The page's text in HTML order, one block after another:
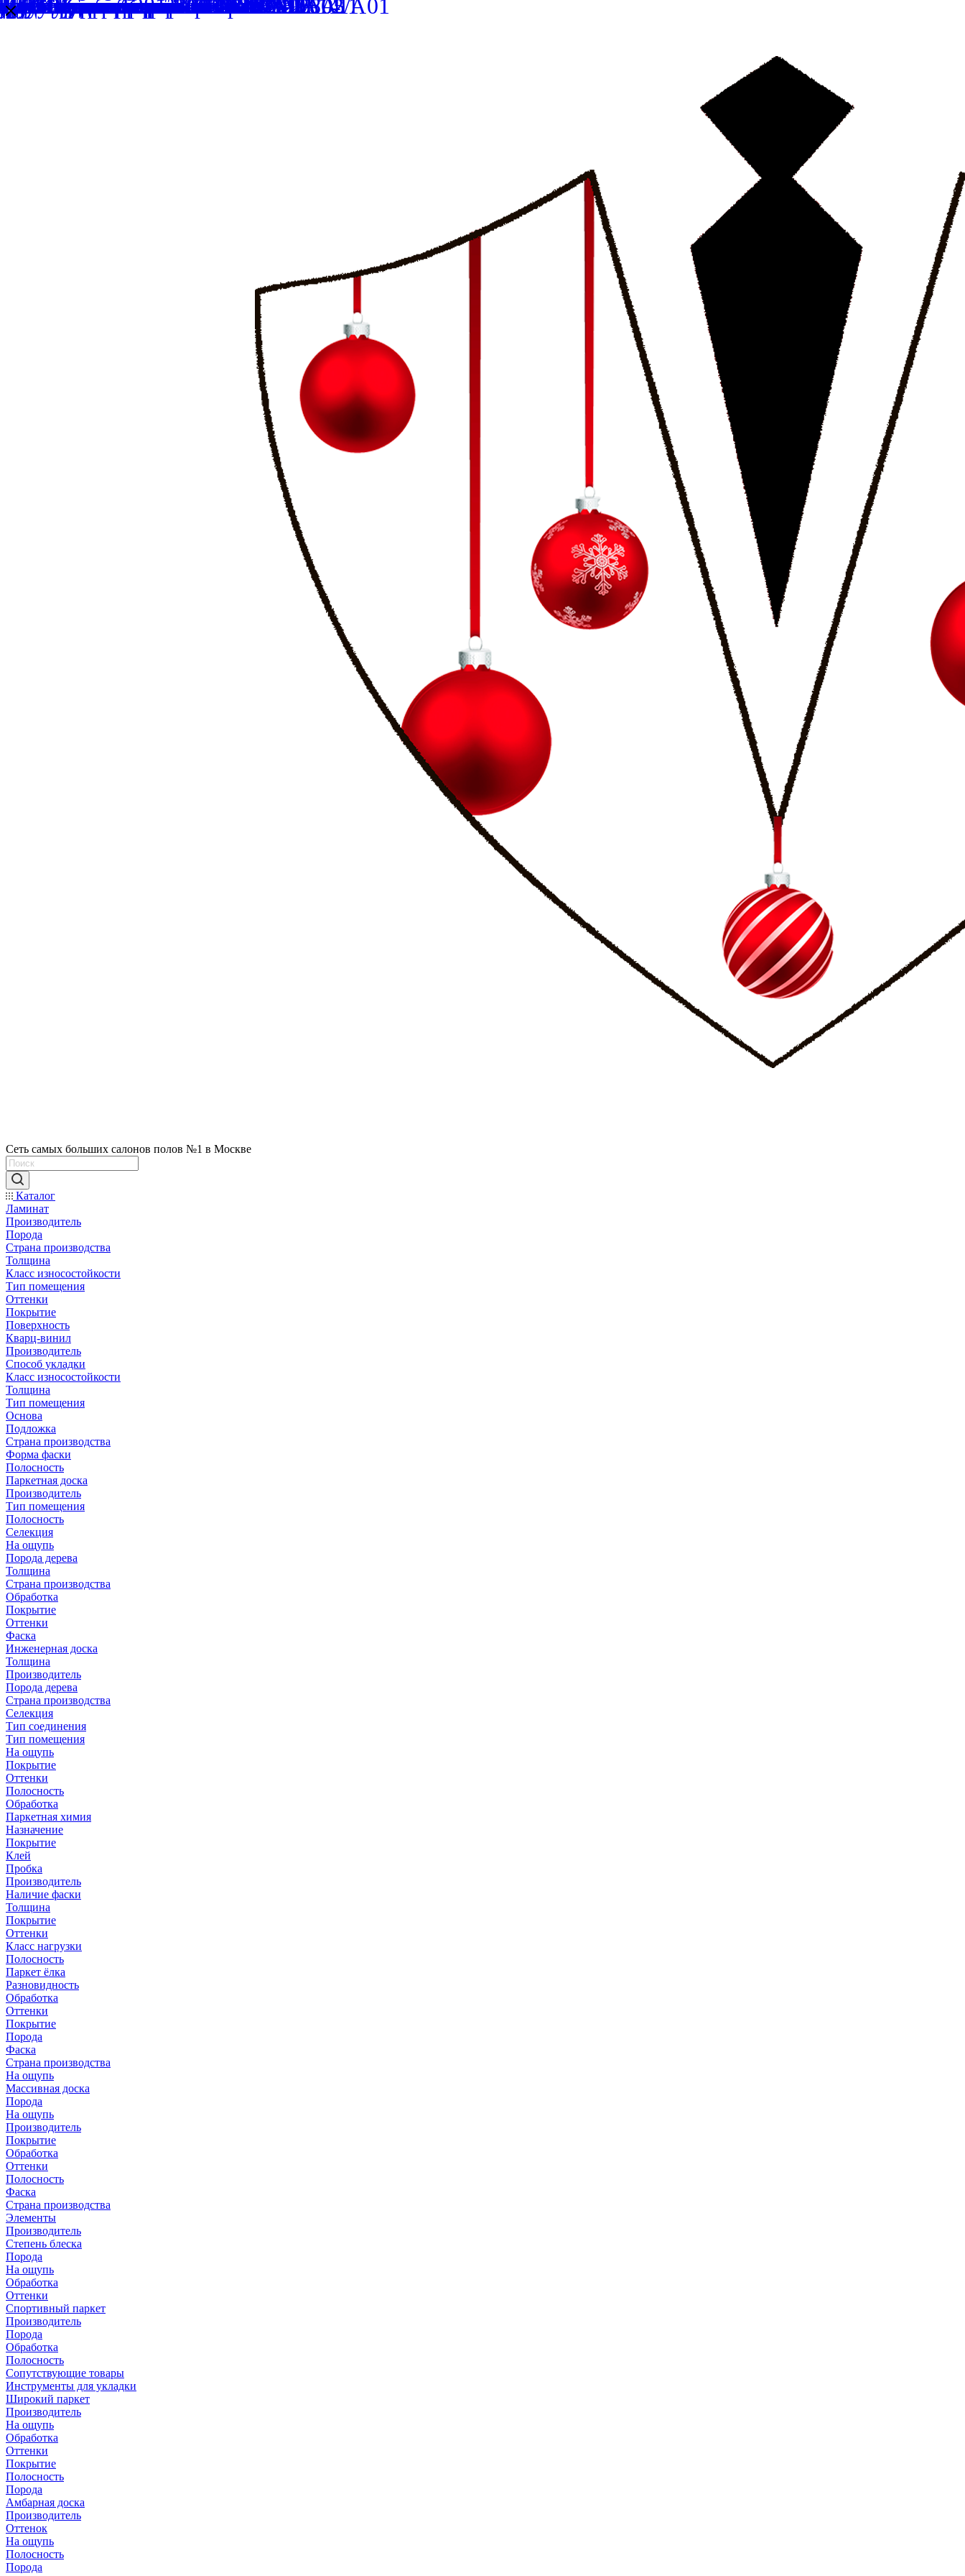
Сеть самых больших салонов полов №1 в Москве
Каталог
Ламинат
Производитель
Порода
Страна производства
Толщина
Класс износостойкости
Тип помещения
Оттенки
Покрытие
Поверхность
Кварц-винил
Производитель
Способ укладки
Класс износостойкости
Толщина
Тип помещения
Основа
Подложка
Страна производства
Форма фаски
Полосность
Паркетная доска
Производитель
Тип помещения
Полосность
Селекция
На ощупь
Порода дерева
Толщина
Страна производства
Обработка
Покрытие
Оттенки
Фаска
Инженерная доска
Толщина
Производитель
Порода дерева
Страна производства
Селекция
Тип соединения
Тип помещения
На ощупь
Покрытие
Оттенки
Полосность
Обработка
Паркетная химия
Назначение
Покрытие
Клей
Пробка
Производитель
Наличие фаски
Толщина
Покрытие
Оттенки
Класс нагрузки
Полосность
Паркет ёлка
Разновидность
Обработка
Оттенки
Покрытие
Порода
Фаска
Страна производства
На ощупь
Массивная доска
Порода
На ощупь
Производитель
Покрытие
Обработка
Оттенки
Полосность
Фаска
Страна производства
Элементы
Производитель
Степень блеска
Порода
На ощупь
Обработка
Оттенки
Спортивный паркет
Производитель
Порода
Обработка
Полосность
Сопутствующие товары
Инструменты для укладки
Широкий паркет
Производитель
На ощупь
Обработка
Оттенки
Покрытие
Полосность
Порода
Амбарная доска
Производитель
Оттенок
На ощупь
Полосность
Порода